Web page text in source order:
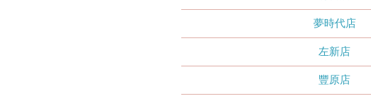
夢時代店
左新店
豐原店